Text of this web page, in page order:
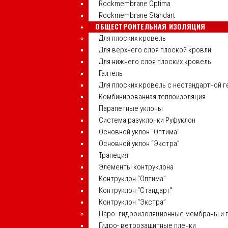
Rockmembrane Optima
Rockmembrane Standart
ОБЩЕСТРОИТЕЛЬНАЯ ИЗОЛЯЦИЯ
Для плоских кровель
Для верхнего слоя плоской кровли
Для нижнего слоя плоских кровель
Галтель
Для плоских кровель с нестандартной
Комбинированная теплоизоляция
Парапетные уклоны
Система разуклонки Руфуклон
Основной уклон “Оптима”
Основной уклон “Экстра”
Трапеция
Элементы контруклона
Контруклон “Оптима”
Контруклон “Стандарт”
Контруклон “Экстра”
Паро- гидроизоляционные мембраны и
Гидро- ветрозащитные пленки